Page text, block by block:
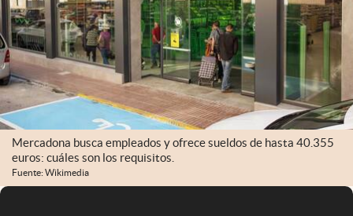
Mercadona busca empleados y ofrece sueldos de hasta 40.355
euros: cuáles son los requisitos.
Fuente: Wikimedia